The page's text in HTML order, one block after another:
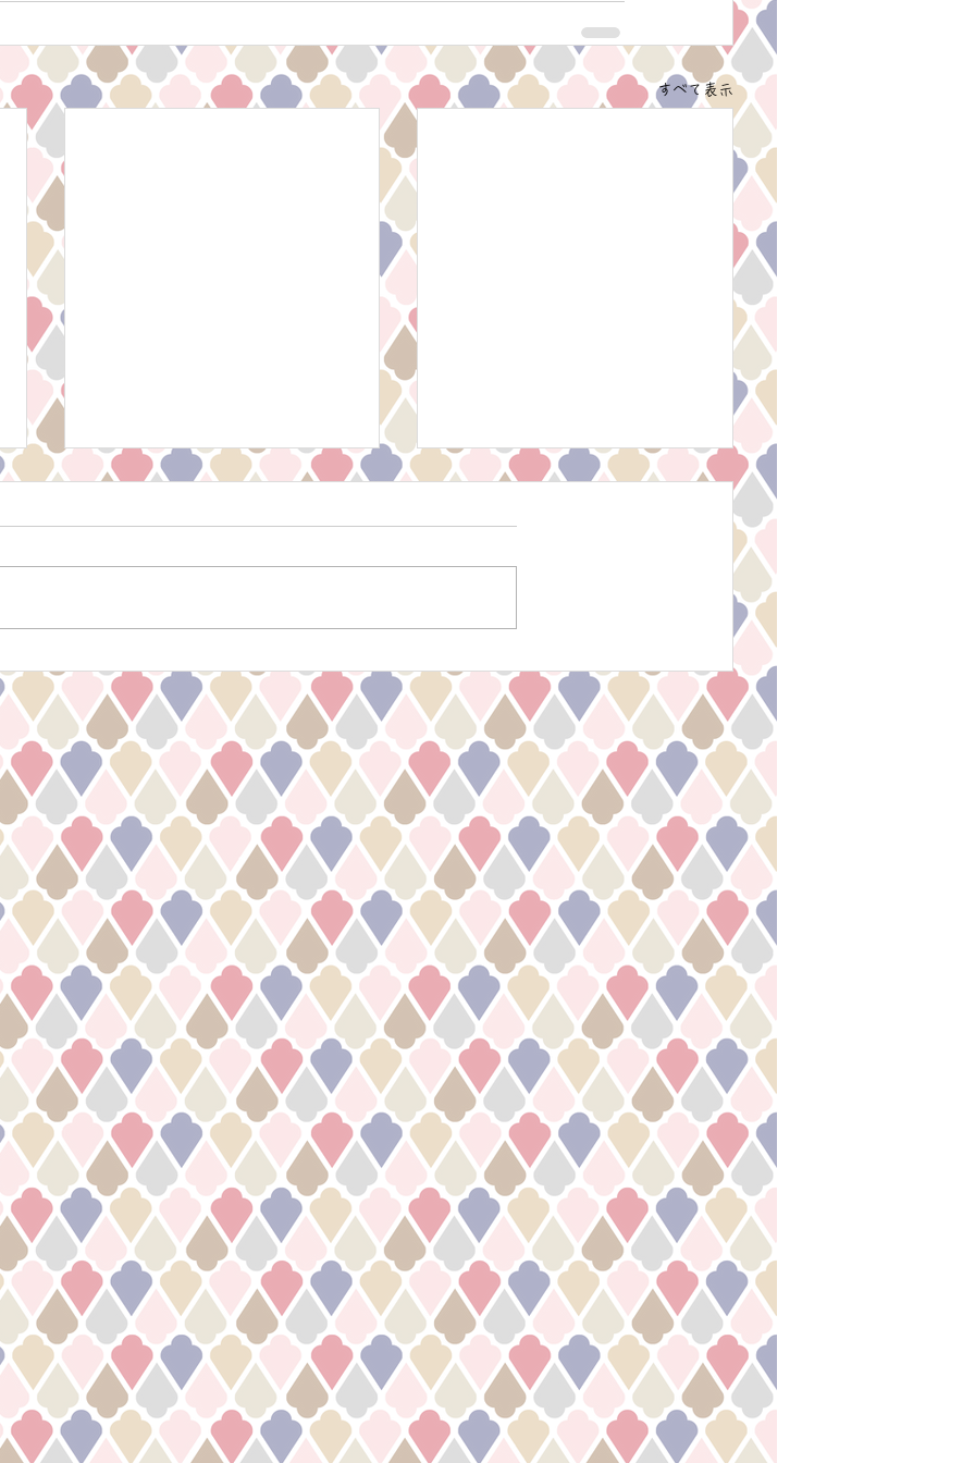
すべて表示
定のお知らせ
ット ¥6,900~ ヘアカラー
パーマ ￥6,900 デジタルパー
マ ¥15,000~ 縮毛矯正
￥15,000~ ＊ジュニア、スクール
価格は従来通りです。...
News! 2025年2月ハーブティ
ープレゼントキャンペーン